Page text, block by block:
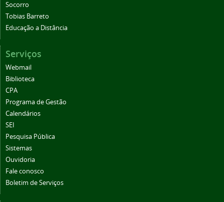
Socorro
Tobias Barreto
Educação a Distância
Serviços
Webmail
Biblioteca
CPA
Programa de Gestão
Calendários
SEI
Pesquisa Pública
Sistemas
Ouvidoria
Fale conosco
Boletim de Serviços